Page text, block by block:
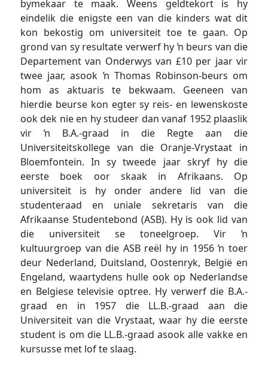
bymekaar te maak. Weens geldtekort is hy
eindelik die enigste een van die kinders wat dit
kon bekostig om universiteit toe te gaan. Op
grond van sy resultate verwerf hy ŉ beurs van die
Departement van Onderwys van £10 per jaar vir
twee jaar, asook ŉ Thomas Robinson-beurs om
hom as aktuaris te bekwaam. Geeneen van
hierdie beurse kon egter sy reis- en lewenskoste
ook dek nie en hy studeer dan vanaf 1952 plaaslik
vir ŉ B.A.-graad in die Regte aan die
Universiteitskollege van die Oranje-Vrystaat in
Bloemfontein. In sy tweede jaar skryf hy die
eerste boek oor skaak in Afrikaans. Op
universiteit is hy onder andere lid van die
studenteraad en uniale sekretaris van die
Afrikaanse Studentebond (ASB). Hy is ook lid van
die universiteit se toneelgroep. Vir ŉ
kultuurgroep van die ASB reël hy in 1956 ŉ toer
deur Nederland, Duitsland, Oostenryk, België en
Engeland, waartydens hulle ook op Nederlandse
en Belgiese televisie optree. Hy verwerf die B.A.-
graad en in 1957 die LL.B.-graad aan die
Universiteit van die Vrystaat, waar hy die eerste
student is om die LL.B.-graad asook alle vakke en
kursusse met lof te slaag.